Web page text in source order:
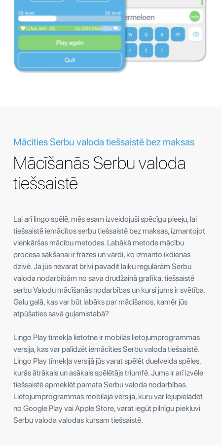
Mācīties Serbu valoda tiešsaistē bez maksas
Mācīšanās Serbu valoda
tiešsaistē
Lai arī lingo spēlē, mēs esam izveidojuši spēcīgu pieeju, lai
tiešsaistē iemācītos serbu tiešsaistē bez maksas, izmantojot
vienkāršas mācību metodes. Labākā metode mācību
procesa sākšanai ir frāzes un vārdi, ko izmanto ikdienas
dzīvē. Ja jūs nevarat brīvi pavadīt laiku regulārām Serbu
valoda nodarbībām no sava drudžainā grafika, tiešsaistē
serbu Valodu mācīšanās nodarbības un kursi jums ir svētība.
Galu galā, kas var būt labāks par mācīšanos, kamēr jūs
atpūšaties savā guļamistabā?
Lingo Play tīmekļa lietotne ir mobilās lietojumprogrammas
versija, kas var palīdzēt iemācīties Serbu valoda tiešsaistē.
Lingo Play tīmekļa versijā jūs varat spēlēt duelveida spēles,
kurās ātrākais un asākais spēlētājs triumfē. Jums ir arī izvēle
tiešsaistē apmeklēt pamata Serbu valoda nodarbības.
Lietojumprogrammas mobilajā versijā, kuru var lejupielādēt
no Google Play vai Apple Store, varat iegūt pilnīgu piekļuvi
Serbu valoda valodas kursam tiešsaistē.